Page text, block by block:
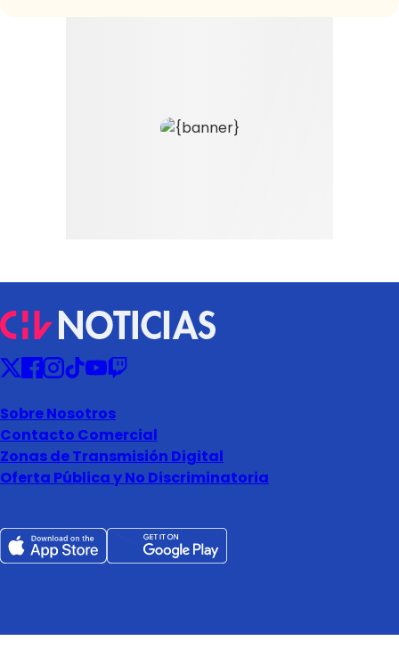
Sobre Nosotros
Contacto Comercial
Zonas de Transmisión Digital
Oferta Pública y No Discriminatoria